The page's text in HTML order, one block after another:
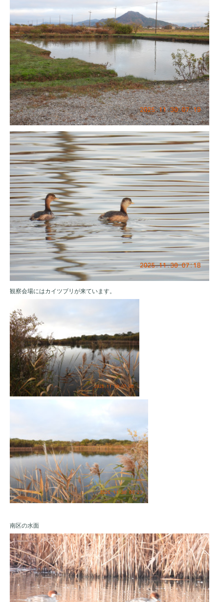
観察会場にはカイツブリが来ています。
南区の水面